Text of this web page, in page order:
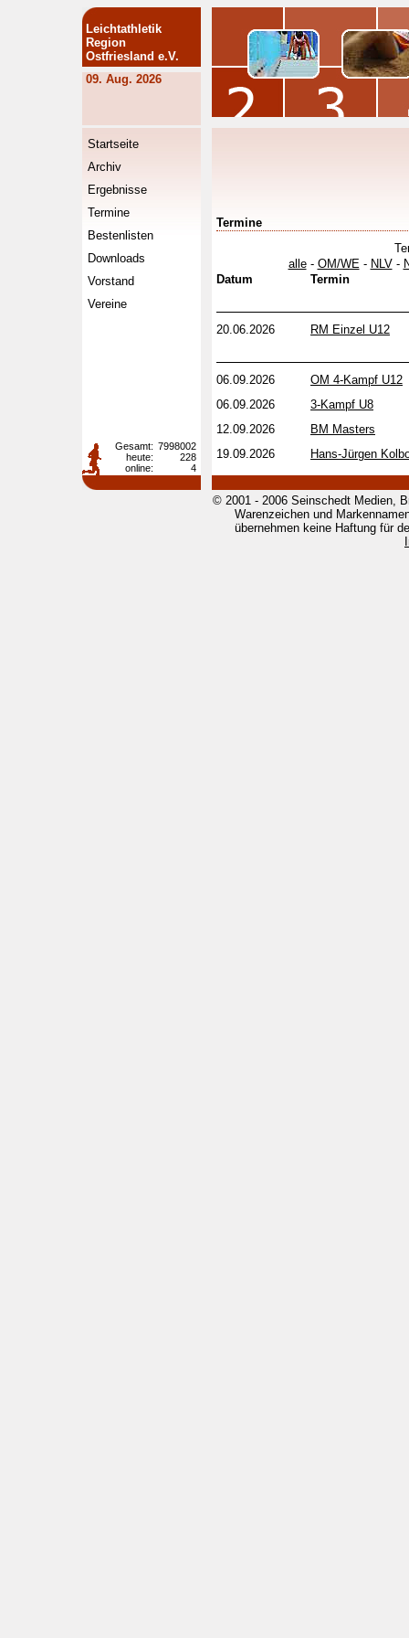
Leichtathletik
Region
Ostfriesland e.V.
09. Aug. 2026
Startseite
Archiv
Ergebnisse
Termine
Bestenlisten
Downloads
Vorstand
Vereine
Termine
alle- OM/WE- NLV-
Datum
Termin
20.06.2026 RM Einzel U12
06.09.2026
OM 4-Kampf U12
06.09.2026
3-Kampf U8
12.09.2026
BM Masters
19.09.2026
Hans-Jürgen
Gesamt: 7998002
heute:
228
online:
4
© 2001 - 2006 Seinschedt Medien,
Warenzeichen und
übernehmen keine Haftung für